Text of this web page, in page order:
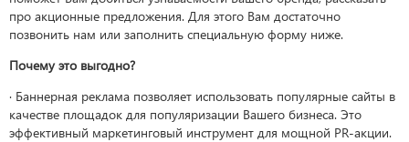
про акционные предложения. Для этого Вам достаточно
позвонить нам или заполнить специальную форму ниже.
Почему это выгодно?
· Баннерная реклама позволяет использовать популярные сайты в
качестве площадок для популяризации Вашего бизнеса. Это
эффективный маркетинговый инструмент для мощной PR-акции.